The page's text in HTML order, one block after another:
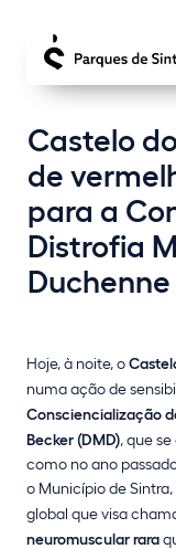
Castelo
de
para a
Distrofia
Hoje, à noite, o
numa ação de
Consciencialização
Becker (DMD), que
como no ano
o Município de
global que visa
neuromuscular rara